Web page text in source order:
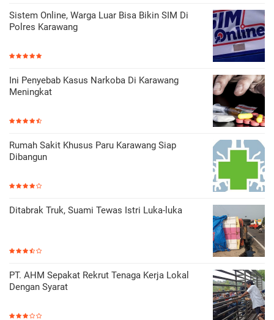
Sistem Online, Warga Luar Bisa Bikin SIM Di
Polres Karawang
Ini Penyebab Kasus Narkoba Di Karawang
Meningkat
Rumah Sakit Khusus Paru Karawang Siap
Dibangun
Ditabrak Truk, Suami Tewas Istri Luka-luka
PT. AHM Sepakat Rekrut Tenaga Kerja Lokal
Dengan Syarat